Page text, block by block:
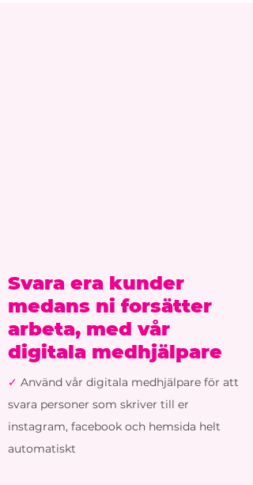
Svara era kunder
medans ni forsätter
arbeta, med vår
digitala medhjälpare
✓ Använd vår digitala medhjälpare för att
svara personer som skriver till er
instagram, facebook och hemsida helt
automatiskt